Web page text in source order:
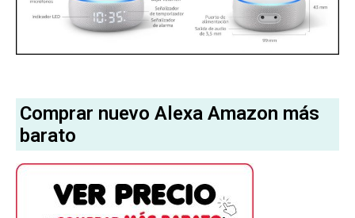
Comprar nuevo Alexa Amazon más
barato